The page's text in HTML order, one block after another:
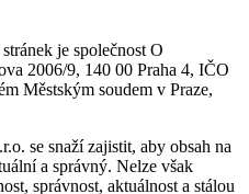
je společnost O
2006/9, 140 00 Praha 4, IČO
Městským soudem v Praze,
se snaží zajistit, aby obsah na
a správný. Nelze však
správnost, aktuálnost a stálou